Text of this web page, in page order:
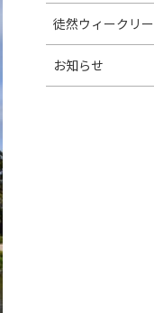
徒然ウィークリー
お知らせ